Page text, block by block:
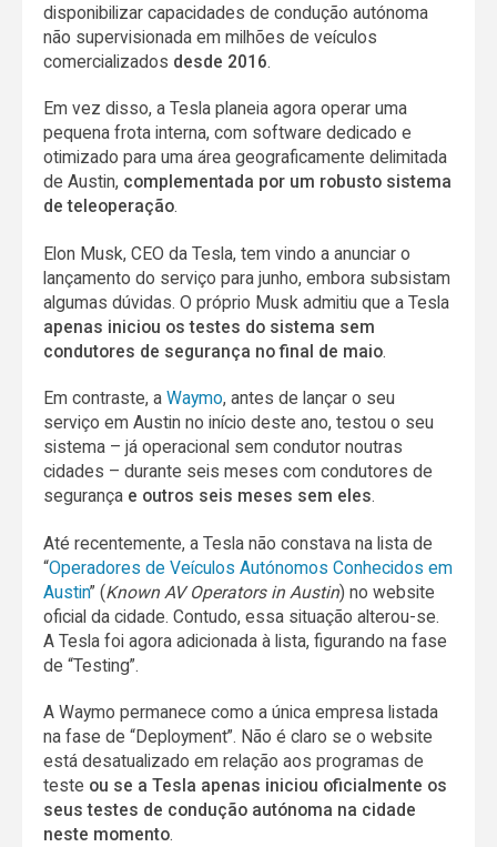
disponibilizar capacidades de condução autónoma
não supervisionada em milhões de veículos
comercializados desde 2016.
Em vez disso, a Tesla planeia agora operar uma
pequena frota interna, com software dedicado e
otimizado para uma área geograficamente delimitada
de Austin, complementada por um robusto sistema
de teleoperação.
Elon Musk, CEO da Tesla, tem vindo a anunciar o
lançamento do serviço para junho, embora subsistam
algumas dúvidas. O próprio Musk admitiu que a Tesla
apenas iniciou os testes do sistema sem
condutores de segurança no final de maio.
Em contraste, aWaymo, antes de lançar o seu
serviço em Austin no início deste ano, testou o seu
sistema – já operacional sem condutor noutras
cidades – durante seis meses com condutores de
segurança e outros seis meses sem eles.
Até recentemente, a Tesla não constava na lista de
“Operadores de Veículos Autónomos Conhecidos em
Austin” (Known AV Operators in Austin) no website
oficial da cidade. Contudo, essa situação alterou-se.
A Tesla foi agora adicionada à lista, figurando na fase
de “Testing”.
A Waymo permanece como a única empresa listada
na fase de “Deployment”. Não é claro se o website
está desatualizado em relação aos programas de
teste ou se a Tesla apenas iniciou oficialmente os
seus testes de condução autónoma na cidade
neste momento.